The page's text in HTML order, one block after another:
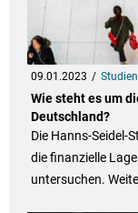
09.01.2023 Studien
Wie steht es um
Deutschland?
Die Hanns-Seidel-
die finanzielle
untersuchen.